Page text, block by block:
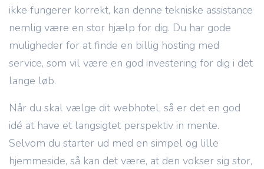
ikke fungerer korrekt, kan denne tekniske assistance
nemlig være en stor hjælp for dig. Du har gode
muligheder for at finde en billig hosting med
service, som vil være en god investering for dig i det
lange løb.
Når du skal vælge dit webhotel, så er det en god
idé at have et langsigtet perspektiv in mente.
Selvom du starter ud med en simpel og lille
hjemmeside, så kan det være, at den vokser sig stor,